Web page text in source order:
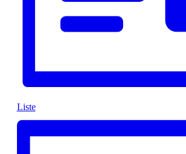
Liste